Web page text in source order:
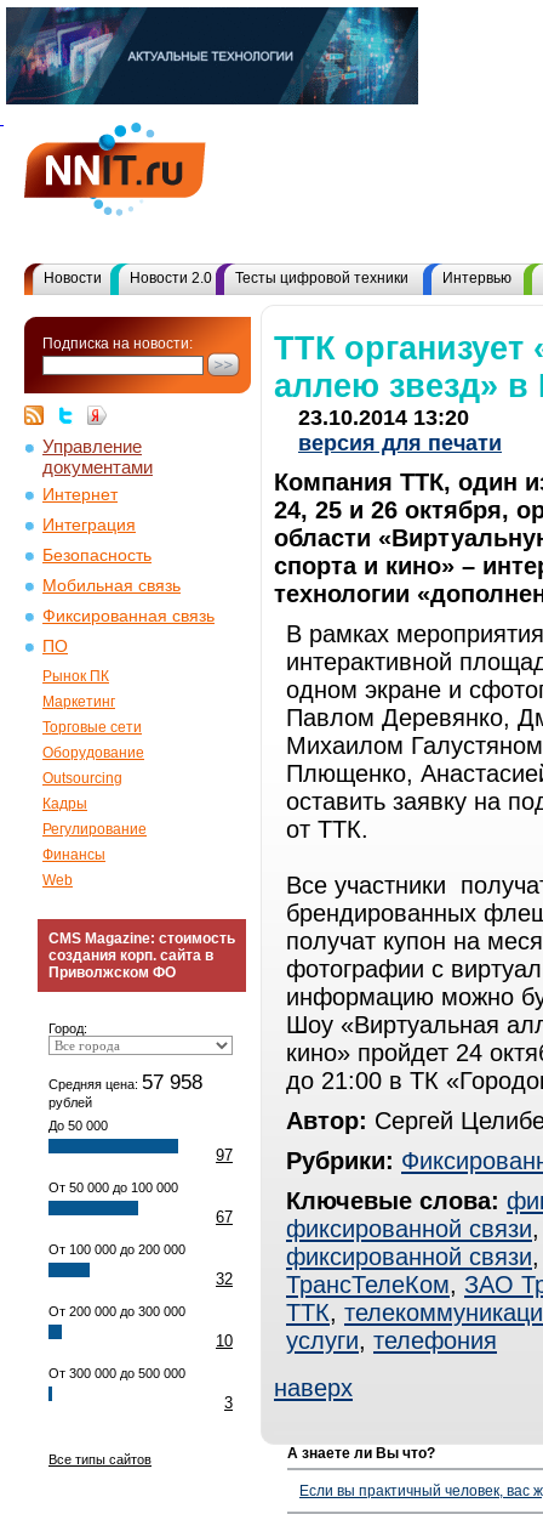
Новости Новости 2.0 Тесты цифровой техники Интервью
Подписка на новости:
Управление
документами
Интернет
Интеграция
Безопасность
Мобильная связь
Фиксированная связь
ПО
Рынок ПК
Маркетинг
Торговые сети
Оборудование
Outsourcing
Кадры
Регулирование
Финансы
Web
CMS Magazine: стоимость
создания корп. сайта в
Приволжском ФО
Город:
Средняя цена: 57 958
рублей
До 50 000
97
От 50 000 до 100 000
67
От 100 000 до 200 000
32
От 200 000 до 300 000
10
От 300 000 до 500 000
3
Все типы сайтов
ТТК
аллею звезд» в
23.10.2014 13:20
версия для печати
Компания ТТК, один
24, 25 и 26 октября,
области
спорта и кино» –
технологии
В рамках
интерактивной
одном экране и
Павлом Деревянко,
Михаилом
Плющенко,
оставить заявку на
от ТТК.
Все участники
брендированных
получат купон на
фотографии с
информацию можно
Шоу «Виртуальная
кино» пройдет 24
до 21:00 в ТК
Автор: Сергей
Рубрики:
Ключевые слова:
фиксированной связи
фиксированной связи
ТрансТелеКом, ЗАО
ТТК,
услуги, телефония
наверх
А знаете ли Вы что?
Если вы практичный человек, вас